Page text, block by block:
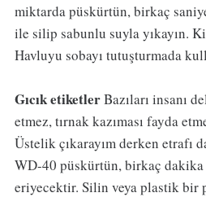
miktarda püskürtün, birkaç
ile silip sabunlu suyla yıkayın.
Havluyu sobayı tutuşturmada
Gıcık etiketlerBazıları insanı
etmez, tırnak kazıması fayda
Üstelik çıkarayım derken etrafı
WD-40 püskürtün, birkaç
eriyecektir. Silin veya plastik bir